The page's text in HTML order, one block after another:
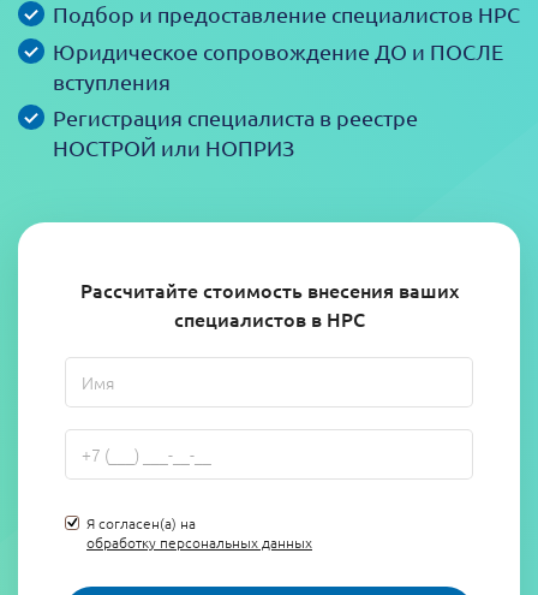
Рассчитайте стоимость внесения ваших
специалистов в НРС
Я согласен(а) на
обработку персональных данных
Подбор и предоставление специалистов НРС
Юридическое сопровождение ДО и ПОСЛЕ
вступления
Регистрация специалиста в реестре
НОСТРОЙ или НОПРИЗ